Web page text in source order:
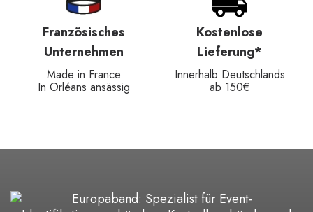
Französisches
Unternehmen
Made in France
In Orléans ansässig
Kostenlose
Lieferung*
Innerhalb Deutschlands
ab 150€